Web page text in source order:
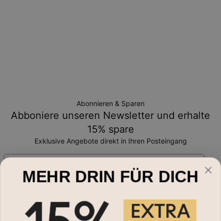
Abonnieren & Sparen
Abboniere unseren Newsletter und erhalte
15% spare
Exklusive Angebote direkt in Ihren Posteingang
Schmuckart
MEHR DRIN FÜR DICH